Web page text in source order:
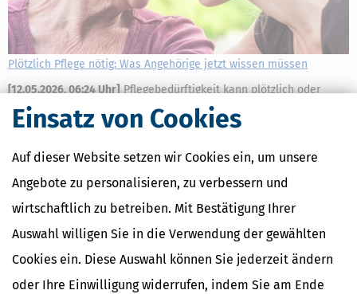
Einsatz von Cookies
Auf dieser Website setzen wir Cookies ein, um unsere
Angebote zu personalisieren, zu verbessern und
wirtschaftlich zu betreiben. Mit Bestätigung Ihrer
Auswahl willigen Sie in die Verwendung der gewählten
Cookies ein. Diese Auswahl können Sie jederzeit ändern
oder Ihre Einwilligung widerrufen, indem Sie am Ende
Plötzlich Pflege nötig: Was Angehörige jetzt wissen müssen
[12.05.2026, 06:24 Uhr]Pflegebedürftigkeit kann plötzlich oder
schleichend eintreten. Familien stehen dann oft unvorbereitet vor
neuen Herausforderungen: schnelle Entscheidungen, neue
helfen.
mehr